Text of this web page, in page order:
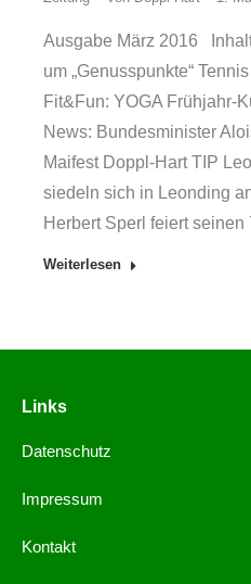
Ausgabe März 2016
um „Genusspunkte“
Fit&Fun: YOGA Frühjahr-
News: Bundesminister
Maifest Doppl-Hart TIP
siedeln sich in Leonding
Herbert Sperl feiert
Weiterlesen
Links
Datenschutz
Impressum
Kontakt